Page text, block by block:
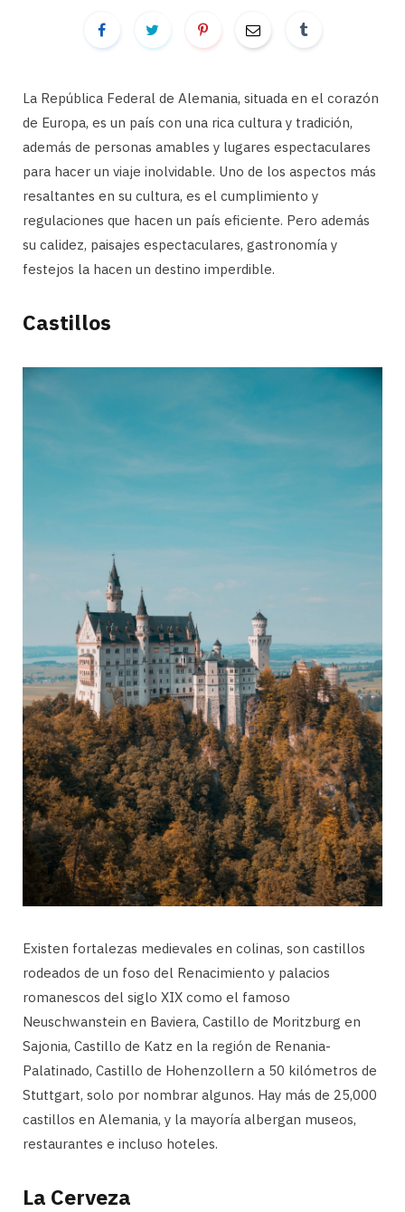
La República Federal de Alemania, situada en el corazón
de Europa, es un país con una rica cultura y tradición,
además de personas amables y lugares espectaculares
para hacer un viaje inolvidable. Uno de los aspectos más
resaltantes en su cultura, es el cumplimiento y
regulaciones que hacen un país eficiente. Pero además
su calidez, paisajes espectaculares, gastronomía y
festejos la hacen un destino imperdible.
Castillos
Existen fortalezas medievales en colinas, son castillos
rodeados de un foso del Renacimiento y palacios
romanescos del siglo XIX como el famoso
Neuschwanstein en Baviera, Castillo de Moritzburg en
Sajonia, Castillo de Katz en la región de Renania-
Palatinado, Castillo de Hohenzollern a 50 kilómetros de
Stuttgart, solo por nombrar algunos. Hay más de 25,000
castillos en Alemania, y la mayoría albergan museos,
restaurantes e incluso hoteles.
La Cerveza